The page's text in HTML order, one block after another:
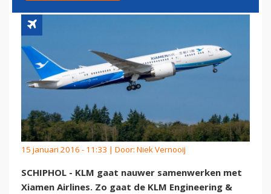
15 januari 2016 - 11:33 | Door: Niek Vernooij
SCHIPHOL - KLM gaat nauwer samenwerken met
Xiamen Airlines. Zo gaat de KLM Engineering &